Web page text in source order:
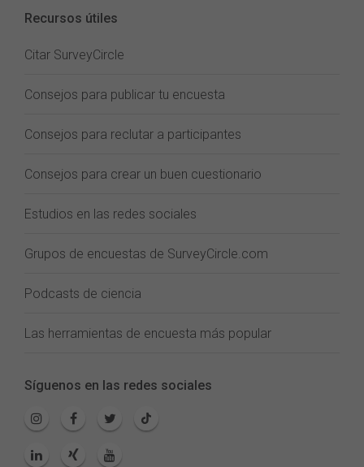
Recursos útiles
Citar SurveyCircle
Consejos para publicar tu encuesta
Consejos para reclutar a participantes
Consejos para crear un buen cuestionario
Estudios en las redes sociales
Grupos de encuestas de SurveyCircle.com
Podcasts de ciencia
Las herramientas de encuesta más popular
Síguenos en las redes sociales